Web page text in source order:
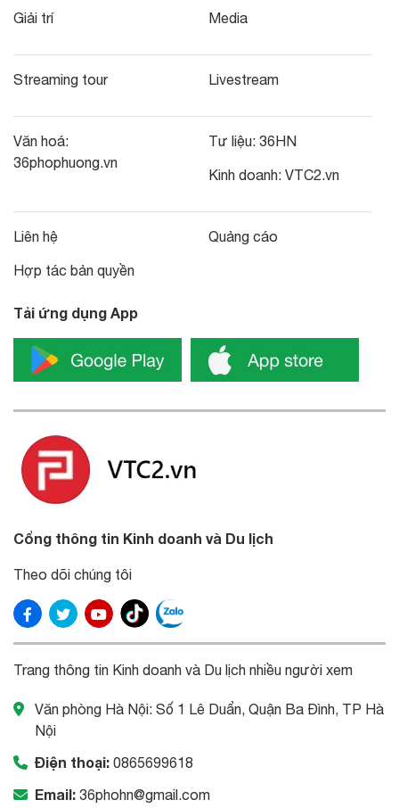
Giải trí Media
Streaming tour Livestream
Văn hoá:
36phophuong.vn
Tư liệu: 36HN
Kinh doanh: VTC2.vn
Liên hệ
Hợp tác bản quyền
Quảng cáo
Tải ứng dụng App
Cổng thông tin Kinh doanh và Du lịch
Theo dõi chúng tôi
Trang thông tin Kinh doanh và Du lịch nhiều người xem
Văn phòng Hà Nội: Số 1 Lê Duẩn, Quận Ba Đình, TP Hà
Nội
Điện thoại: 0865699618
Email: 36phohn@gmail.com